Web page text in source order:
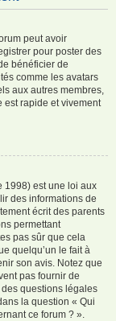
peut avoir
pour poster des
bénéficier de
comme les avatars
aux autres membres,
est rapide et vivement
1998) est une loi aux
des informations de
écrit des parents
permettant
pas sûr que cela
quelqu’un le fait à
son avis. Notez que
pas fournir de
questions légales
la question « Qui
ce forum ? ».